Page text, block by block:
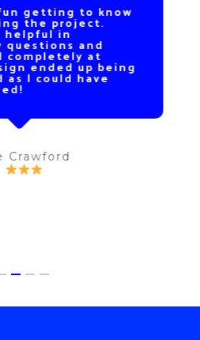
getting to know
the project.
helpful in
questions and
completely at
ended up being
as I could have
Crawford